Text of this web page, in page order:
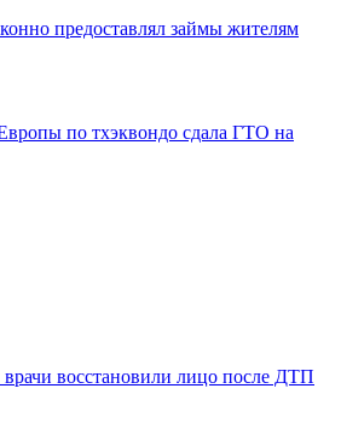
предоставлял займы жителям
по тхэквондо сдала ГТО на
восстановили лицо после ДТП